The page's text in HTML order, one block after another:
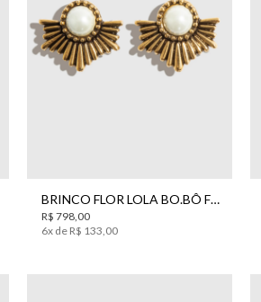
BRINCO FLOR LOLA BO.BÔ FEMININO
R$ 798,00
6x de R$ 133,00